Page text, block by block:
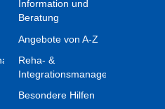
Information und
Beratung
Angebote von A-Z
Reha- &
Integrationsmanagement
Besondere Hilfen